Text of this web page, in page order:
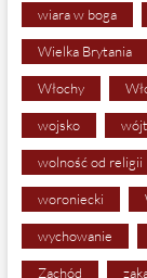
wiara w boga
Wielka Brytania
Włochy
wojsko
wolność od religii
woroniecki
wychowanie
Zachód